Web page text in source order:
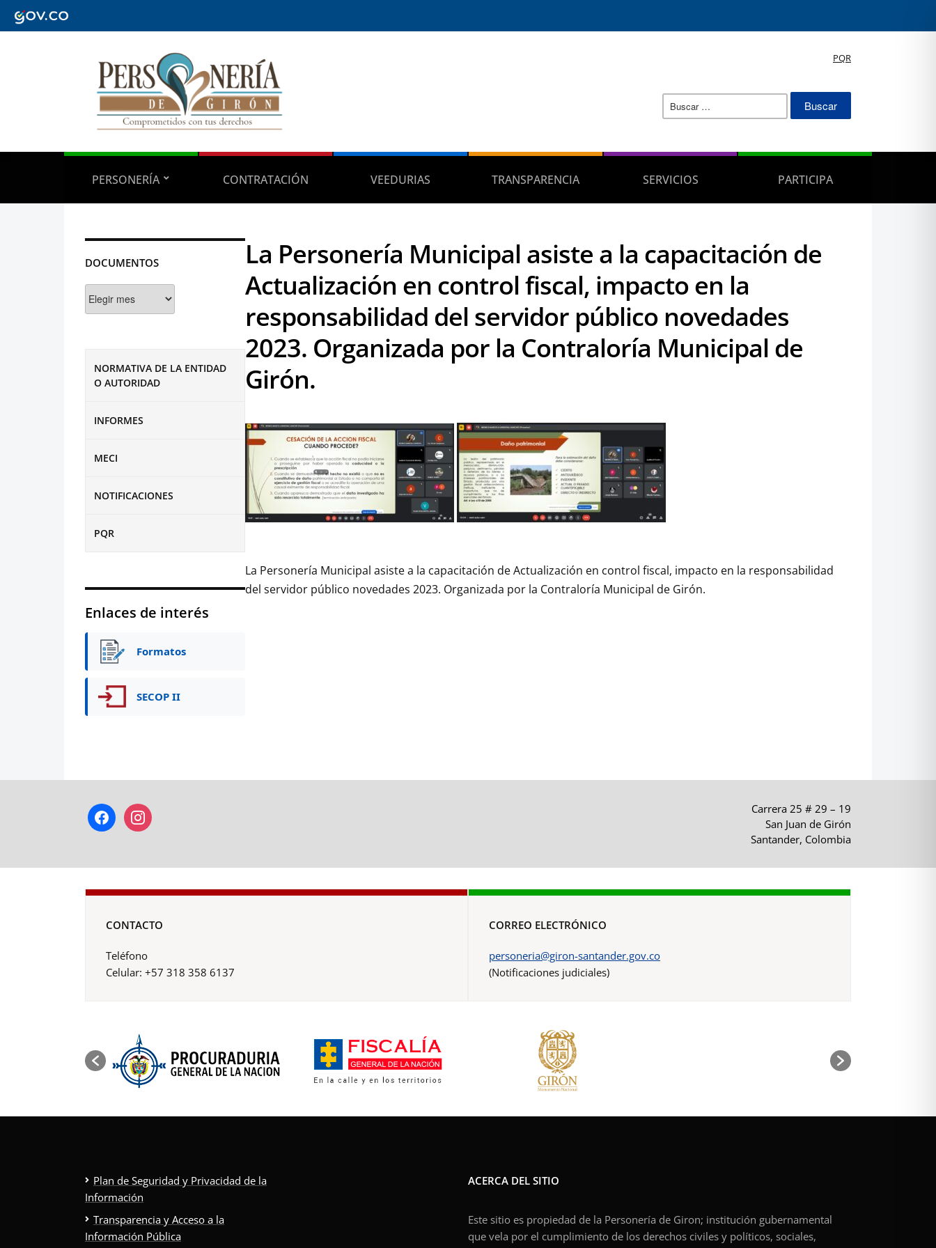
PQR
Buscar:
PERSONERÍA CONTRATACIÓN VEEDURIAS TRANSPARENCIA SERVICIOS PARTICIPA
DOCUMENTOS
NORMATIVA DE LA ENTIDAD
O AUTORIDAD
INFORMES
MECI
NOTIFICACIONES
PQR
Enlaces de interés
Formatos
SECOP II
La Personería Municipal asiste a la capacitación de
Actualización en control fiscal, impacto en la
responsabilidad del servidor público novedades
2023. Organizada por la Contraloría Municipal de
Girón.
La Personería Municipal asiste a la capacitación de Actualización en control fiscal, impacto en la responsabilidad
del servidor público novedades 2023. Organizada por la Contraloría Municipal de Girón.
facebookinstagram
Carrera 25 # 29 – 19
San Juan de Girón
Santander, Colombia
CONTACTO
Teléfono
Celular: +57 318 358 6137
CORREO ELECTRÓNICO
personeria@giron-santander.gov.co
(Notificaciones judiciales)
Plan de Seguridad y Privacidad de la
Información
Transparencia y Acceso a la
Información Pública
ACERCA DEL SITIO
Este sitio es propiedad de la Personería de Giron; institución gubernamental
que vela por el cumplimiento de los derechos civiles y políticos, sociales,